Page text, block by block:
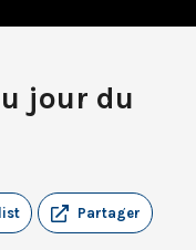
jour du
Partager